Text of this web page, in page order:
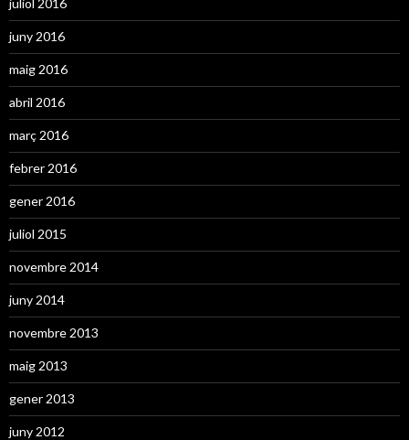
juliol 2016
juny 2016
maig 2016
abril 2016
març 2016
febrer 2016
gener 2016
juliol 2015
novembre 2014
juny 2014
novembre 2013
maig 2013
gener 2013
juny 2012